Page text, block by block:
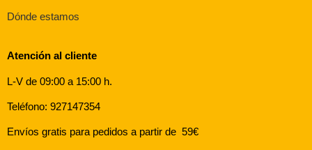
Dónde estamos
Atención al cliente
L-V de 09:00 a 15:00 h.
Teléfono: 927147354
Envíos gratis para pedidos a partir de 59€